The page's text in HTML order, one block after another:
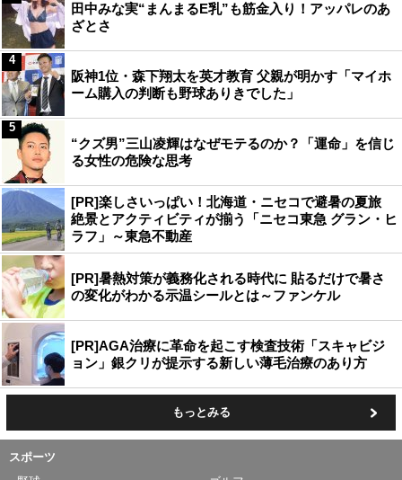
田中みな実“まんまるE乳”も筋金入り！アッパレのあ
ざとさ
阪神1位・森下翔太を英才教育 父親が明かす「マイホ
ーム購入の判断も野球ありきでした」
4
“クズ男”三山凌輝はなぜモテるのか？「運命」を信じ
る女性の危険な思考
5
[PR]楽しさいっぱい！北海道・ニセコで避暑の夏旅
絶景とアクティビティが揃う「ニセコ東急 グラン・ヒ
ラフ」～東急不動産
[PR]暑熱対策が義務化される時代に 貼るだけで暑さ
の変化がわかる示温シールとは～ファンケル
[PR]AGA治療に革命を起こす検査技術「スキャビジ
ョン」銀クリが提示する新しい薄毛治療のあり方
もっとみる
スポーツ